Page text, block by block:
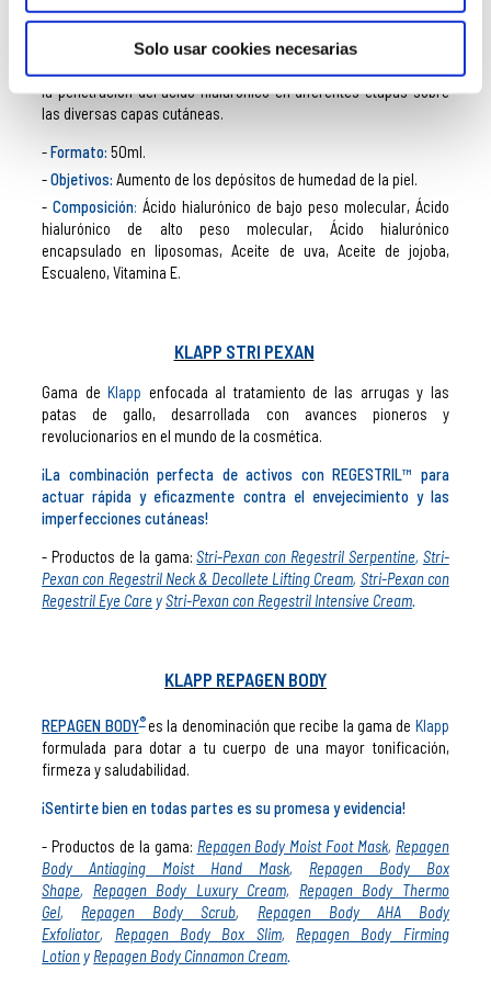
Solo usar cookies necesarias
KLAPP HYALURONIC DAY AND NIGHT CREAM
hidratante y nutritivaintensiva de doble uso diario (día y
noche) con ácido hialurónico triple activo. Esta triplicidad ofrece
la penetración del ácido hialurónico en diferentes etapas sobre
las diversas capas cutáneas.
Formato: 50ml.
Objetivos: Aumento de los depósitos de humedad de la piel.
Composición: Ácido hialurónico de bajo peso molecular, Ácido
hialurónico de alto peso molecular, Ácido hialurónico
encapsulado en liposomas, Aceite de uva, Aceite de jojoba,
Escualeno, Vitamina E.
KLAPP STRI PEXAN
Gama deKlapp enfocada al tratamiento de las arrugas y las
patas de gallo, desarrollada con avances pioneros y
revolucionarios en el mundo de la cosmética.
¡La combinación perfecta de activos con REGESTRIL™ para
actuar rápida y eficazmente contra el envejecimiento y las
imperfecciones cutáneas!
- Productos de la gama: Stri-Pexan con Regestril Serpentine, Stri-
Pexan con Regestril Neck & Decollete Lifting Cream, Stri-Pexan con
Regestril Eye Care yStri-Pexan con Regestril Intensive Cream.
KLAPP REPAGEN BODY
REPAGEN BODY®es la denominación que recibe la gama de Klapp
formulada para dotar a tu cuerpo de una mayor tonificación,
firmeza y saludabilidad.
¡Sentirte bien en todas partes es su promesa y evidencia!
- Productos de la gama: Repagen Body Moist Foot Mask, Repagen
Body Antiaging Moist Hand Mask, Repagen Body Box
Shape, Repagen Body Luxury Cream,
Repagen Body Thermo
Gel, Repagen Body Scrub, Repagen Body AHA Body
Exfoliator, Repagen Body Box Slim, Repagen Body Firming
Lotion y Repagen Body Cinnamon Cream.